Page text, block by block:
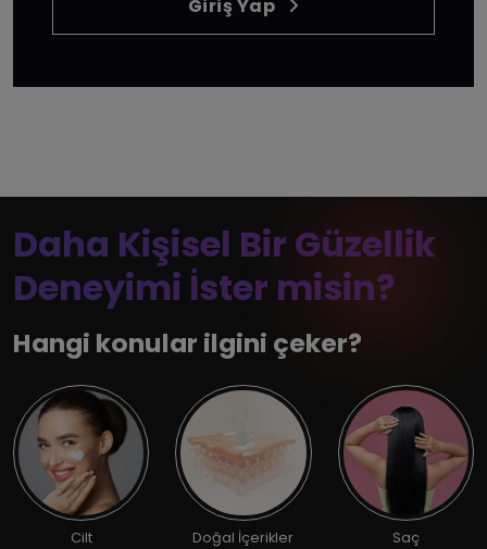
Giriş Yap
Daha Kişisel Bir Güzellik
Deneyimi İster misin?
Hangi konular ilgini çeker?
Cilt
Doğal İçerikler
Saç